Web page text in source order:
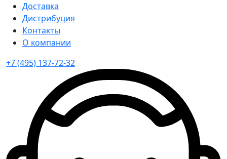
Доставка
Дистрибуция
Контакты
О компании
+7 (495) 137-72-32